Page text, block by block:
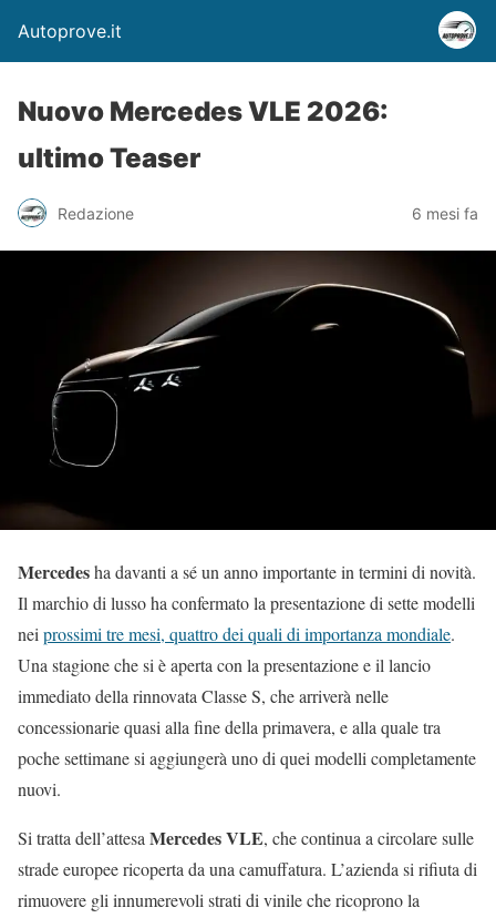
Autoprove.it
Nuovo Mercedes VLE 2026:
ultimo Teaser
Redazione 6 mesi fa
Mercedesha davanti a sé un anno importante in termini di novità.
Il marchio di lusso ha confermato la presentazione di sette modelli
neiprossimi tre mesi, quattro dei quali di importanza mondiale.
Una stagione che si è aperta con la presentazione e il lancio
immediato della rinnovata Classe S, che arriverà nelle
concessionarie quasi alla fine della primavera, e alla quale tra
poche settimane si aggiungerà uno di quei modelli completamente
nuovi.
Si tratta dell’attesaMercedes VLE, che continua a circolare sulle
strade europee ricoperta da una camuffatura. L’azienda si rifiuta di
rimuovere gli innumerevoli strati di vinile che ricoprono la